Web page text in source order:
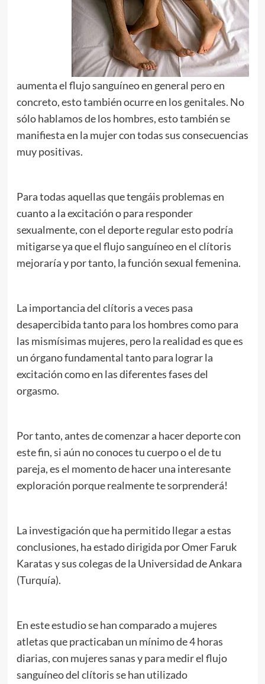
aumenta el flujo sanguíneo en general pero en
concreto, esto también ocurre en los genitales. No
sólo hablamos de los hombres, esto también se
manifiesta en la mujer con todas sus consecuencias
muy positivas.
Para todas aquellas que tengáis problemas en
cuanto a la excitación o para responder
sexualmente, con el deporte regular esto podría
mitigarse ya que el flujo sanguíneo en el clítoris
mejoraría y por tanto, la función sexual femenina.
La importancia del clítoris a veces pasa
desapercibida tanto para los hombres como para
las mismísimas mujeres, pero la realidad es que es
un órgano fundamental tanto para lograr la
excitación como en las diferentes fases del
orgasmo.
Por tanto, antes de comenzar a hacer deporte con
este fin, si aún no conoces tu cuerpo o el de tu
pareja, es el momento de hacer una interesante
exploración porque realmente te sorprenderá!
La investigación que ha permitido llegar a estas
conclusiones, ha estado dirigida por Omer Faruk
Karatas y sus colegas de la Universidad de Ankara
(Turquía).
En este estudio se han comparado a mujeres
atletas que practicaban un mínimo de 4 horas
diarias, con mujeres sanas y para medir el flujo
sanguíneo del clítoris se han utilizado